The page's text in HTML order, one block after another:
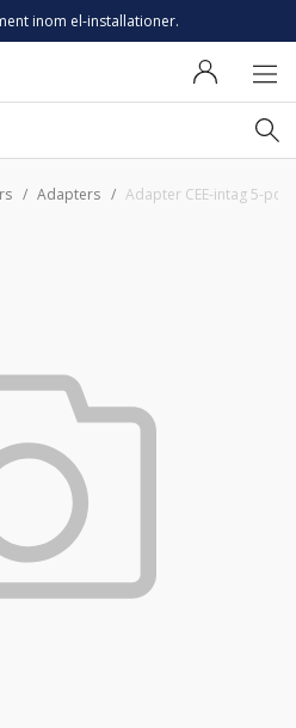
inom el-installationer.
Adapters Adapter CEE-intag 5-pol